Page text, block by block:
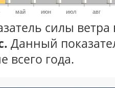
май июн июл авг
силы ветра
Данный
всего года.